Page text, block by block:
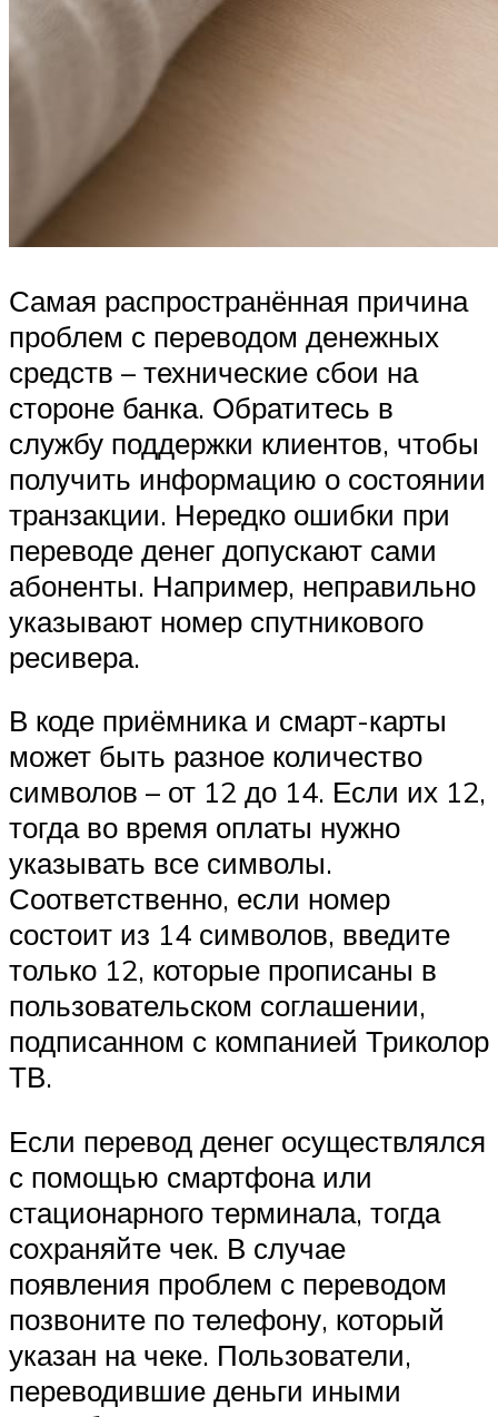
Самая распространённая причина
проблем с переводом денежных
средств – технические сбои на
стороне банка. Обратитесь в
службу поддержки клиентов, чтобы
получить информацию о состоянии
транзакции. Нередко ошибки при
переводе денег допускают сами
абоненты. Например, неправильно
указывают номер спутникового
ресивера.
В коде приёмника и смарт-карты
может быть разное количество
символов – от 12 до 14. Если их 12,
тогда во время оплаты нужно
указывать все символы.
Соответственно, если номер
состоит из 14 символов, введите
только 12, которые прописаны в
пользовательском соглашении,
подписанном с компанией Триколор
ТВ.
Если перевод денег осуществлялся
с помощью смартфона или
стационарного терминала, тогда
сохраняйте чек. В случае
появления проблем с переводом
позвоните по телефону, который
указан на чеке. Пользователи,
переводившие деньги иными